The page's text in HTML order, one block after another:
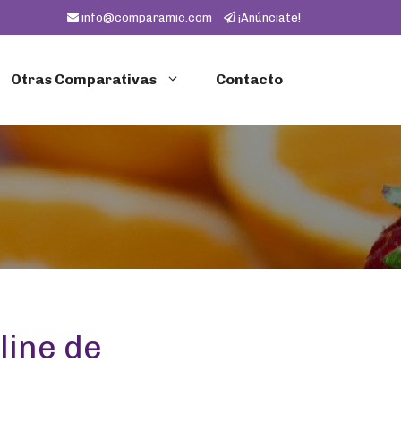
info@comparamic.com ¡Anúnciate!
Otras Comparativas Contacto
de